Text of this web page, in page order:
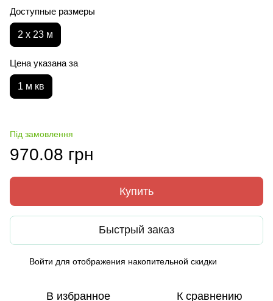
Доступные размеры
2 х 23 м
Цена указана за
1 м кв
Під замовлення
970.08 грн
Купить
Быстрый заказ
Войти для отображения накопительной скидки
В избранное К сравнению